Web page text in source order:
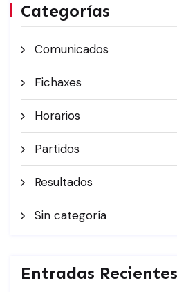
Categorías
Comunicados
Fichaxes
Horarios
Partidos
Resultados
Sin categoría
Entradas Recientes